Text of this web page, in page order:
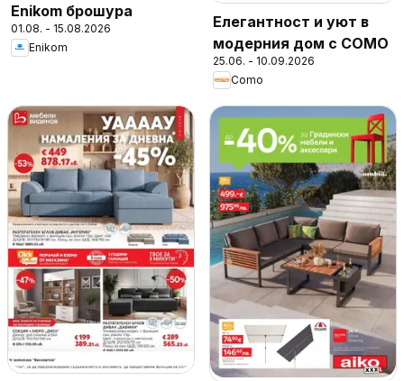
Enikom брошура
01.08. - 15.08.2026
Enikom
Елегантност и уют в
модерния дом с COMO
25.06. - 10.09.2026
Como